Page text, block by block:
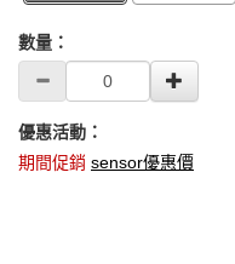
數量：
優惠活動：
期間促銷 sensor優惠價